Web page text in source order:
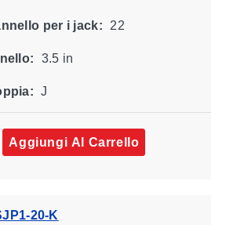
per i jack: 22
3.5 in
J
Aggiungi Al Carrello
20-K